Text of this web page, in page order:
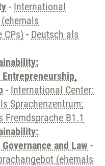
- International
CPs) - Deutsch als
- International Center:
Sprachenzentrum;
Fremdsprache B1.1
and Law -
(ehemals